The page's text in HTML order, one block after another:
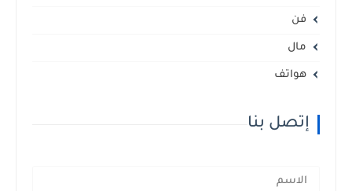
فن
مال
هواتف
إتصل بنا